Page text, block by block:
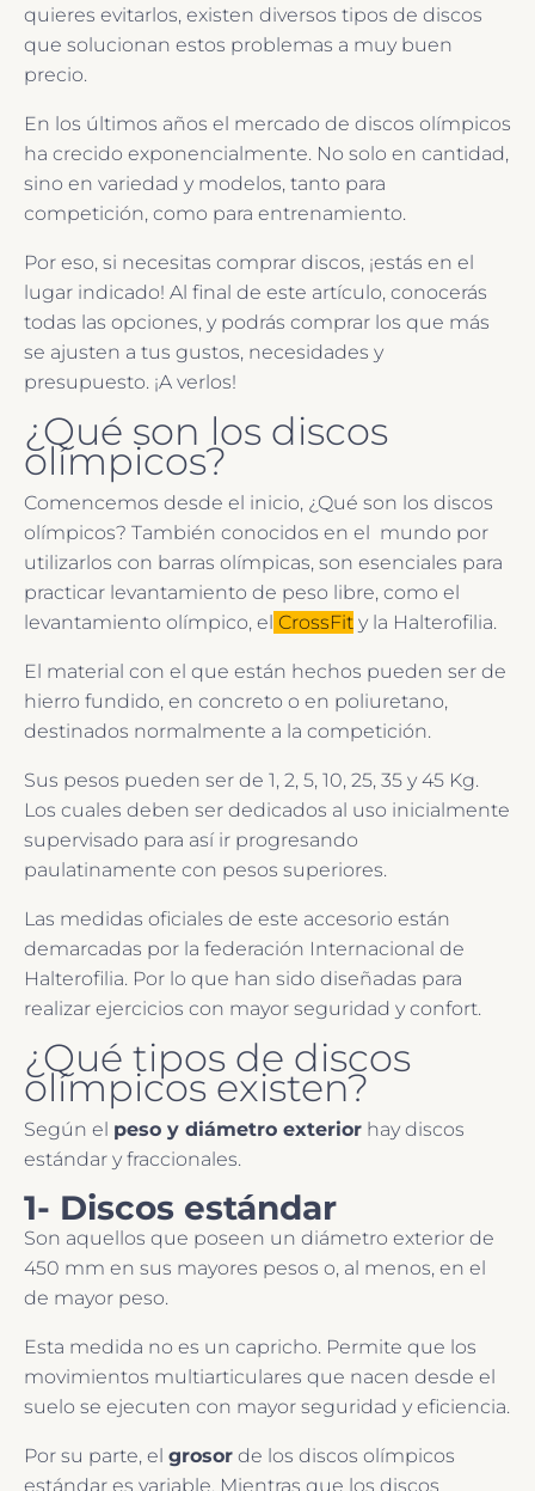
quieres evitarlos, existen diversos tipos de discos
que solucionan estos problemas a muy buen
precio.
En los últimos años el mercado de discos olímpicos
ha crecido exponencialmente. No solo en cantidad,
sino en variedad y modelos, tanto para
competición, como para entrenamiento.
Por eso, si necesitas comprar discos, ¡estás en el
lugar indicado! Al final de este artículo, conocerás
todas las opciones, y podrás comprar los que más
se ajusten a tus gustos, necesidades y
presupuesto. ¡A verlos!
¿Qué son los discos
olímpicos?
Comencemos desde el inicio, ¿Qué son los discos
olímpicos? También conocidos en el mundo por
utilizarlos con barras olímpicas, son esenciales para
practicar levantamiento de peso libre, como el
levantamiento olímpico, el CrossFit y la Halterofilia.
El material con el que están hechos pueden ser de
hierro fundido, en concreto o en poliuretano,
destinados normalmente a la competición.
Sus pesos pueden ser de 1, 2, 5, 10, 25, 35 y 45 Kg.
Los cuales deben ser dedicados al uso inicialmente
supervisado para así ir progresando
paulatinamente con pesos superiores.
Las medidas oficiales de este accesorio están
demarcadas por la federación Internacional de
Halterofilia. Por lo que han sido diseñadas para
realizar ejercicios con mayor seguridad y confort.
¿Qué tipos de discos
olímpicos existen?
Según el peso y diámetro exterior hay discos
estándar y fraccionales.
1- Discos estándar
Son aquellos que poseen un diámetro exterior de
450 mm en sus mayores pesos o, al menos, en el
de mayor peso.
Esta medida no es un capricho. Permite que los
movimientos multiarticulares que nacen desde el
suelo se ejecuten con mayor seguridad y eficiencia.
Por su parte, el grosor de los discos olímpicos
estándar es variable. Mientras que los discos